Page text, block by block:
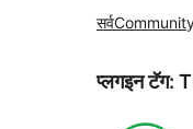
सर्व
प्लगइन टॅग: